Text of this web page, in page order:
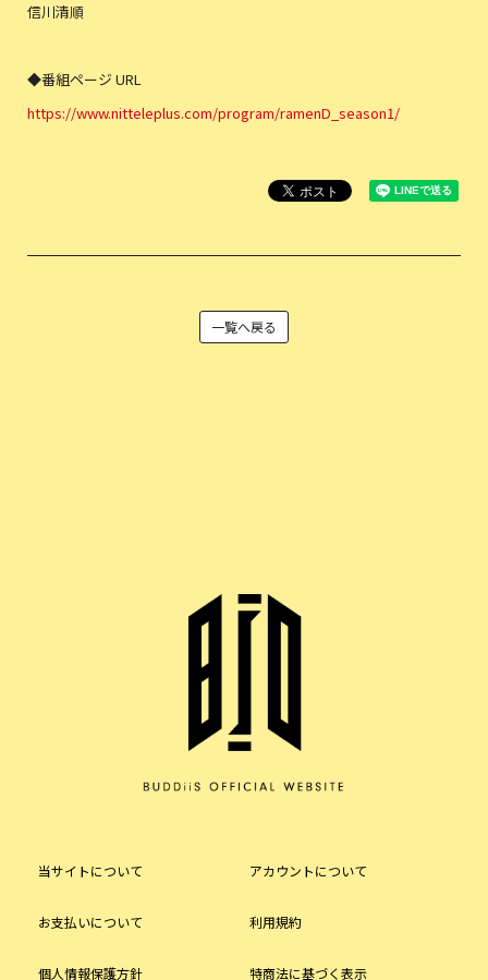
信川清順
◆番組ページ URL
https://www.nitteleplus.com/program/ramenD_season1/
一覧へ戻る
当サイトについて アカウントについて
お支払いについて 利用規約
個人情報保護方針 特商法に基づく表示